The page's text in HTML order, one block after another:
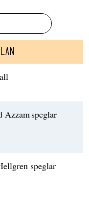
Azzam speglar
speglar